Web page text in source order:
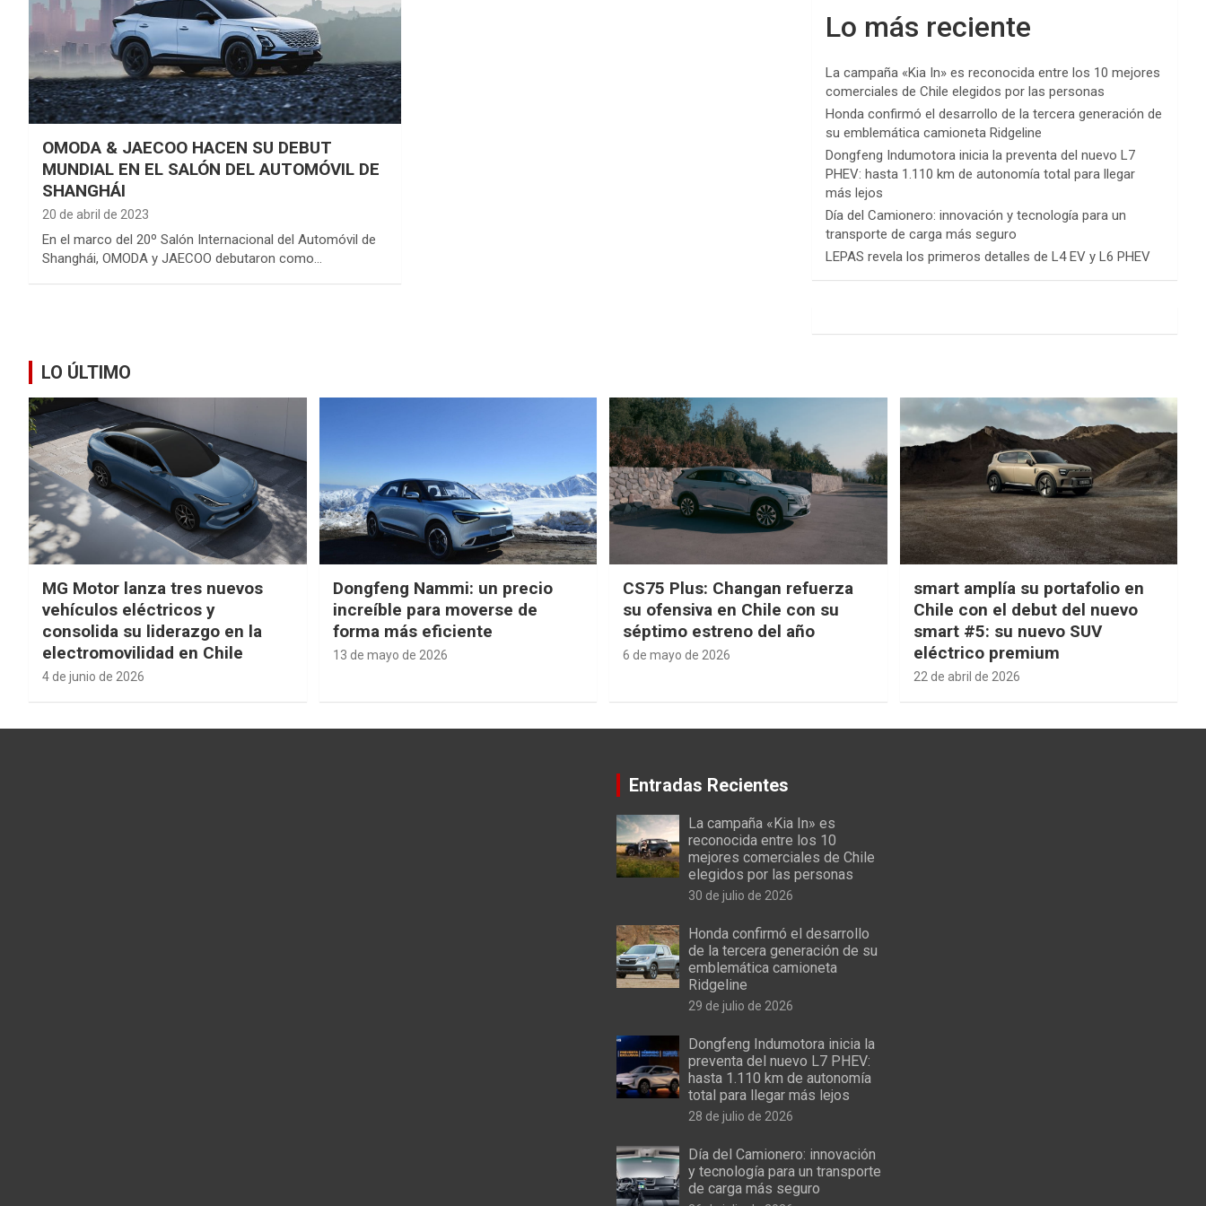
OMODA & JAECOO HACEN SU DEBUT
MUNDIAL EN EL SALÓN DEL AUTOMÓVIL DE
SHANGHÁI
20 de abril de 2023
En el marco del 20º Salón Internacional del Automóvil de
Shanghái, OMODA y JAECOO debutaron como…
Lo más reciente
La campaña «Kia In» es reconocida entre los 10 mejores
comerciales de Chile elegidos por las personas
Honda confirmó el desarrollo de la tercera generación de
su emblemática camioneta Ridgeline
Dongfeng Indumotora inicia la preventa del nuevo L7
PHEV: hasta 1.110 km de autonomía total para llegar
más lejos
Día del Camionero: innovación y tecnología para un
transporte de carga más seguro
LEPAS revela los primeros detalles de L4 EV y L6 PHEV
LO ÚLTIMO
MG Motor lanza tres nuevos
vehículos eléctricos y
consolida su liderazgo en la
electromovilidad en Chile
4 de junio de 2026
Dongfeng Nammi: un precio
increíble para moverse de
forma más eficiente
13 de mayo de 2026
CS75 Plus: Changan refuerza
su ofensiva en Chile con su
séptimo estreno del año
6 de mayo de 2026
smart amplía su portafolio en
Chile con el debut del nuevo
smart #5: su nuevo SUV
eléctrico premium
22 de abril de 2026
Entradas Recientes
La campaña «Kia In» es
reconocida entre los 10
mejores comerciales de Chile
elegidos por las personas
30 de julio de 2026
Honda confirmó el desarrollo
de la tercera generación de su
emblemática camioneta
Ridgeline
29 de julio de 2026
Dongfeng Indumotora inicia la
preventa del nuevo L7 PHEV:
hasta 1.110 km de autonomía
total para llegar más lejos
28 de julio de 2026
Día del Camionero: innovación
y tecnología para un transporte
de carga más seguro